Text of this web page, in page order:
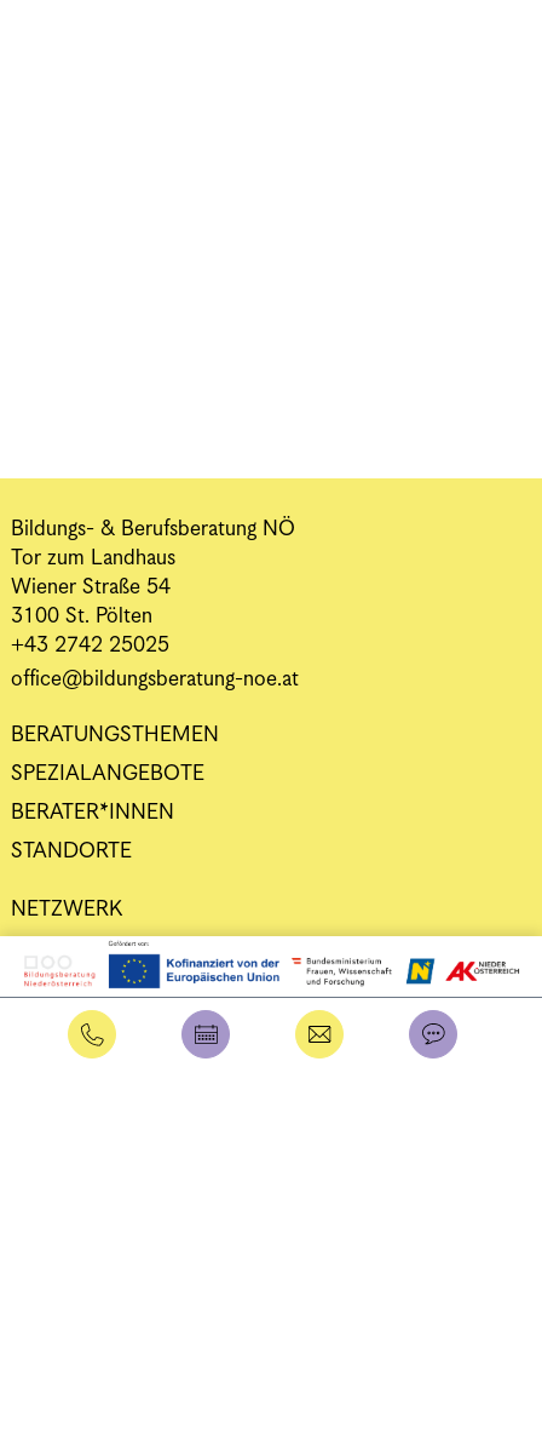
Bildungs- & Berufsberatung NÖ
Tor zum Landhaus
Wiener Straße 54
3100 St. Pölten
+43 2742 25025
office@bildungsberatung-noe.at
BERATUNGSTHEMEN
SPEZIALANGEBOTE
BERATER*INNEN
STANDORTE
NETZWERK
DATENSCHUTZ
IMPRESSUM